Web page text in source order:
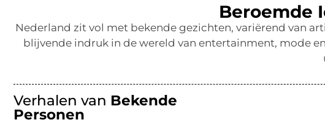
Beroemde
Nederland zit vol met bekende gezichten, variërend van
blijvende indruk in de wereld van entertainment, mode
Verhalen van Bekende
Personen